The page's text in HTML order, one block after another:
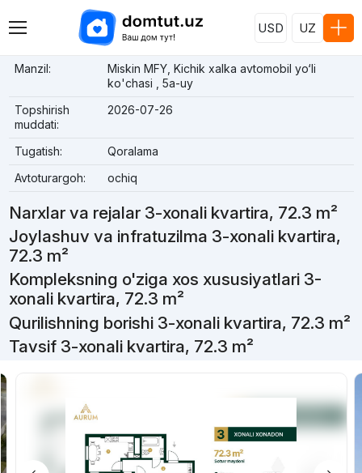
USD UZ
Manzil:
Miskin MFY, Kichik xalka avtomobil yo‘li
ko'chasi , 5а-uy
Topshirish
muddati:
2026-07-26
Tugatish:
Qoralama
Avtoturargoh:
ochiq
Narxlar va rejalar 3-xonali kvartira, 72.3 m²
Joylashuv va infratuzilma 3-xonali kvartira,
72.3 m²
Kompleksning o'ziga xos xususiyatlari 3-
xonali kvartira, 72.3 m²
Qurilishning borishi 3-xonali kvartira, 72.3 m²
Tavsif 3-xonali kvartira, 72.3 m²